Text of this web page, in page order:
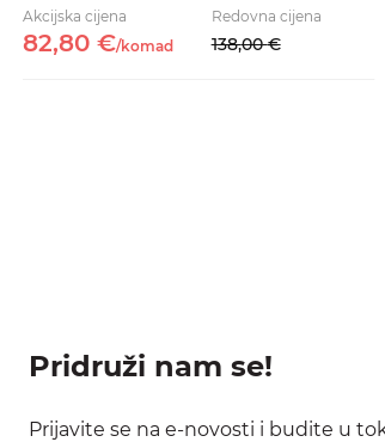
Akcijska cijena
82,80 €/komad
Redovna cijena
138,00 €
Pridruži nam se!
Prijavite se na e-novosti i budite u